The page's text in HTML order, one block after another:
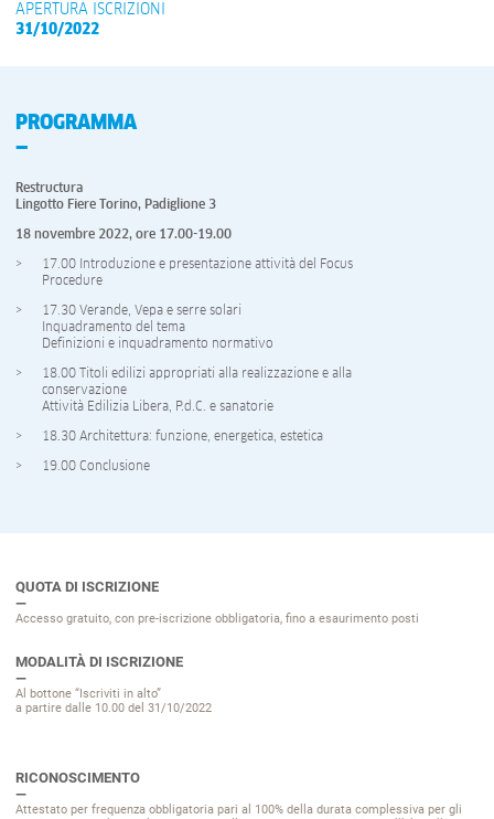
APERTURA ISCRIZIONI
31/10/2022
PROGRAMMA
Restructura
Lingotto Fiere Torino, Padiglione 3
18 novembre 2022, ore 17.00-19.00
17.00 Introduzione e presentazione attività del Focus
Procedure
17.30 Verande, Vepa e serre solari
Inquadramento del tema
Definizioni e inquadramento normativo
18.00 Titoli edilizi appropriati alla realizzazione e alla
conservazione
Attività Edilizia Libera, P.d.C. e sanatorie
18.30 Architettura: funzione, energetica, estetica
19.00 Conclusione
QUOTA DI ISCRIZIONE
Accesso gratuito, con pre-iscrizione obbligatoria, fino a esaurimento posti
MODALITÀ DI ISCRIZIONE
Al bottone “Iscriviti in alto”
a partire dalle 10.00 del 31/10/2022
RICONOSCIMENTO
Attestato per frequenza obbligatoria pari al 100% della durata complessiva per gli